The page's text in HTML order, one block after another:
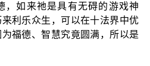
，如来祂是具有无碍的游戏神
利乐众生，可以在十法界中优
福德、智慧究竟圆满，所以是